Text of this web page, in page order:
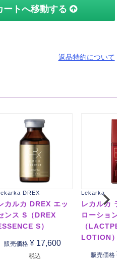
ートへ移動する
返品特約について
DREX
カルカ DREX エッ
ンス S（DREX
S）
販売価格 ¥ 17,600
税込
Lekarka
レカルカ ラ
ローション
（LACTPEP
LOTION）
販売価格 ¥